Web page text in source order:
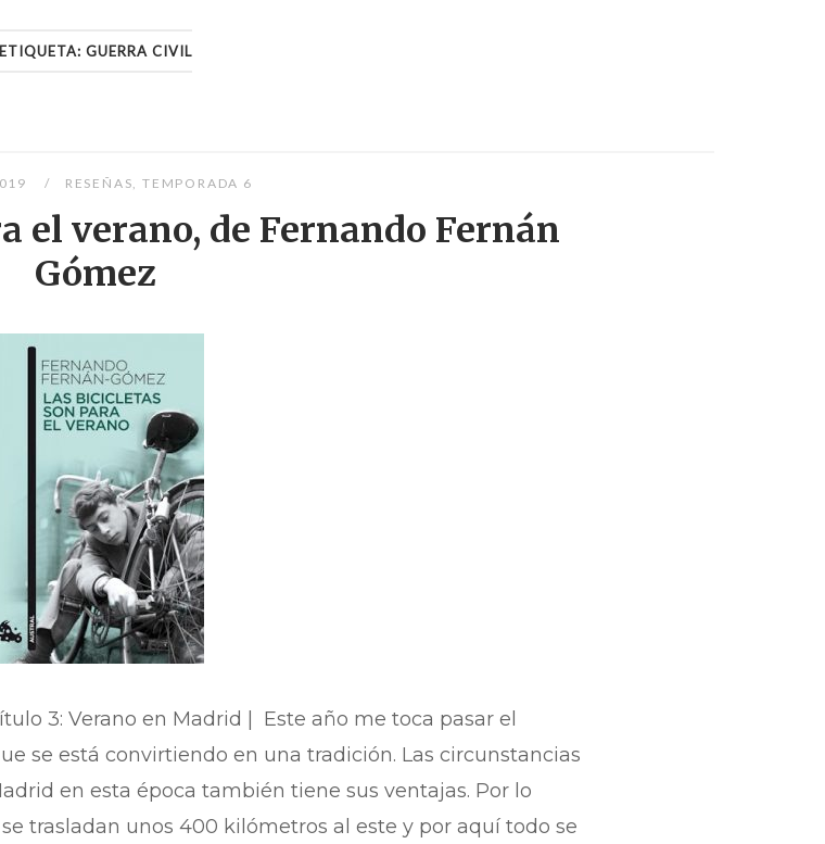
ETIQUETA: GUERRA CIVIL
RESEÑAS,TEMPORADA 6
el verano, de Fernando Fernán
Gómez
3: Verano en Madrid | Este año me toca pasar el
se está convirtiendo en una tradición. Las circunstancias
en esta época también tiene sus ventajas. Por lo
trasladan unos 400 kilómetros al este y por aquí todo se